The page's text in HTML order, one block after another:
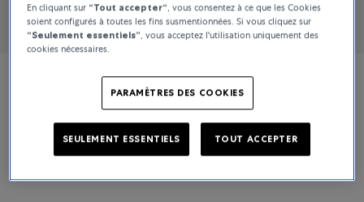
3 700 CHF
En cliquant sur “Tout accepter“ , vous consentez à ce que les Cookies
soient configurés à toutes les fins susmentionnées. Si vous cliquez sur
“Seulement essentiels” , vous acceptez l'utilisation uniquement des
cookies nécessaires.
PARAMÈTRES DES COOKIES
SEULEMENT ESSENTIELS TOUT ACCEPTER